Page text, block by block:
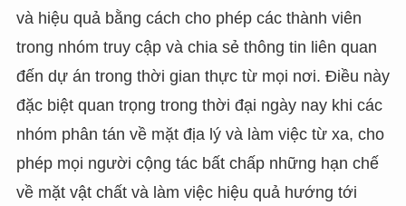
và hiệu quả bằng cách cho phép các thành viên
trong nhóm truy cập và chia sẻ thông tin liên quan
đến dự án trong thời gian thực từ mọi nơi. Điều này
đặc biệt quan trọng trong thời đại ngày nay khi các
nhóm phân tán về mặt địa lý và làm việc từ xa, cho
phép mọi người cộng tác bất chấp những hạn chế
về mặt vật chất và làm việc hiệu quả hướng tới